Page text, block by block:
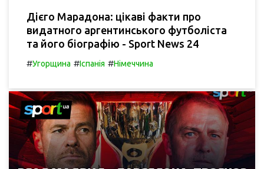
Дієго Марадона: цікаві факти про
видатного аргентинського футболіста
та його біографію - Sport News 24
#Угорщина #Іспанія #Німеччина